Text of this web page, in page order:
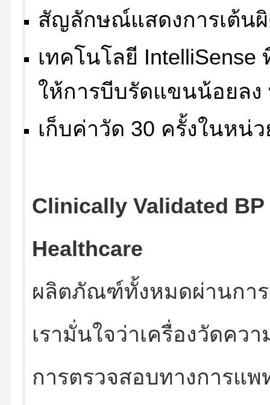
สัญลักษณ์แสดงการเต้น
เทคโนโลยี
ให้การบีบรัดแขนน้อยล
เก็บค่าวัด 30 ครั้งในหน่
Clinically Validated
Healthcare
ผลิตภัณฑ์ทั้งหมดผ่านกา
เรามั่นใจว่าเครื่องวัดคว
การตรวจสอบทางการแ